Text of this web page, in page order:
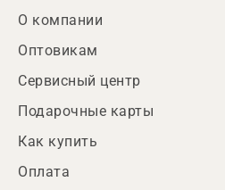
О компании
Оптовикам
Сервисный центр
Подарочные карты
Как купить
Оплата